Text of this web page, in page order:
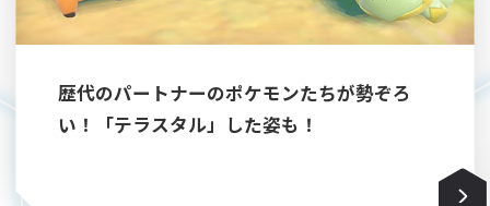
歴代のパートナーのポケモンたちが勢ぞろ
い！「テラスタル」した姿も！